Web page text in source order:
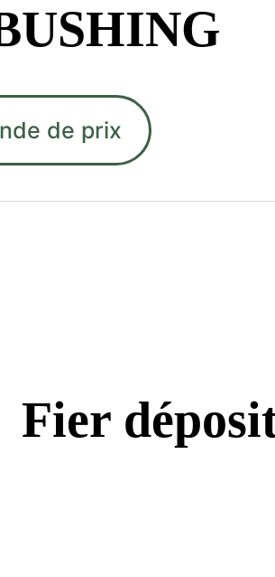
de prix
Fier